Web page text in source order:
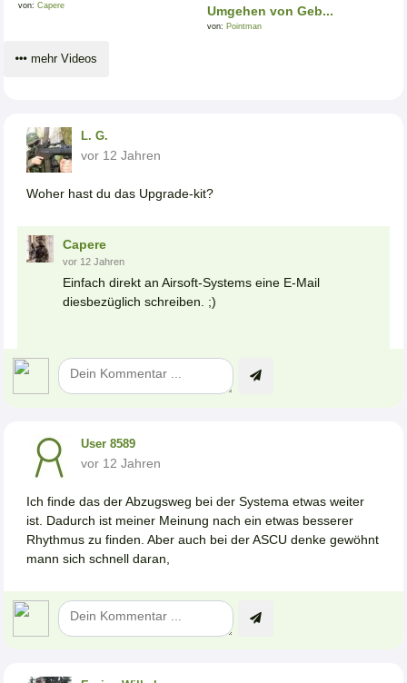
von: Capere
Umgehen von Geb...
von: Pointman
mehr Videos
L. G.
vor 12 Jahren
Woher hast du das Upgrade-kit?
Capere
vor 12 Jahren
Einfach direkt an Airsoft-Systems eine E-Mail
diesbezüglich schreiben. ;)
User 8589
vor 12 Jahren
Ich finde das der Abzugsweg bei der Systema etwas weiter
ist. Dadurch ist meiner Meinung nach ein etwas besserer
Rhythmus zu finden. Aber auch bei der ASCU denke gewöhnt
mann sich schnell daran,